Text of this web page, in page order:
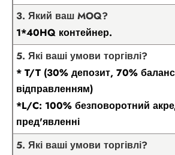
3. Який ваш MOQ?
1*40HQ контейнер.
5. Які ваші умови торгівлі?
* T/T (30% депозит, 70%
відправленням)
*L/C: 100% безповоротний
пред'явленні
5. Які ваші умови торгівлі?